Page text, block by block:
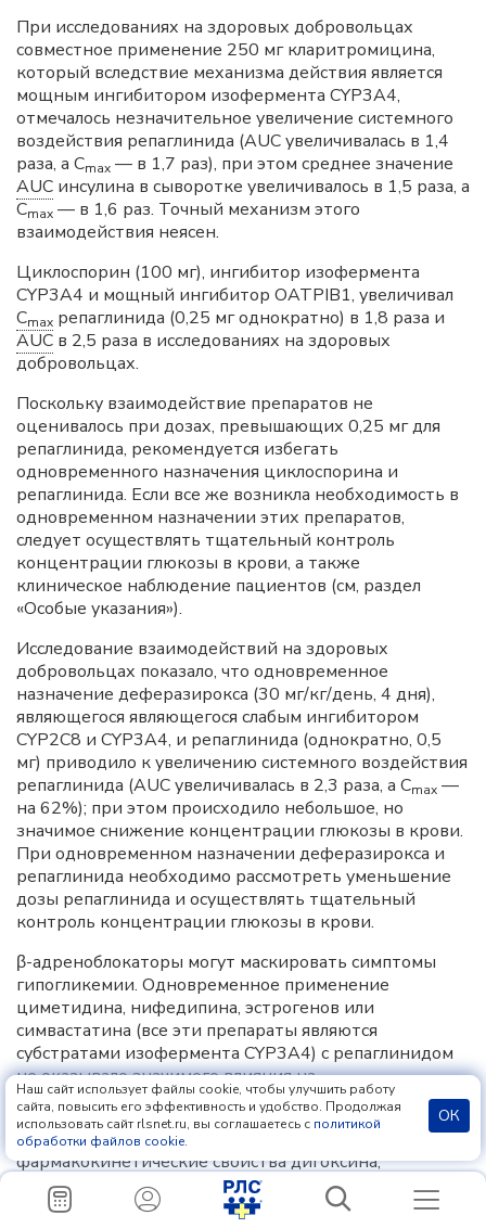
При исследованиях на здоровых добровольцах
совместное применение 250 мг кларитромицина,
который вследствие механизма действия является
мощным ингибитором изофермента CYP3A4,
отмечалось незначительное увеличение системного
воздействия репаглинида (AUC увеличивалась в 1,4
раза, а Cmax — в 1,7 раз), при этом среднее значение
AUC инсулина в сыворотке увеличивалось в 1,5 раза, а
Cmax — в 1,6 раз. Точный механизм этого
взаимодействия неясен.
Циклоспорин (100 мг), ингибитор изофермента
CYP3A4 и мощный ингибитор OATPIB1, увеличивал
Cmax репаглинида (0,25 мг однократно) в 1,8 раза и
AUC в 2,5 раза в исследованиях на здоровых
добровольцах.
Поскольку взаимодействие препаратов не
оценивалось при дозах, превышающих 0,25 мг для
репаглинида, рекомендуется избегать
одновременного назначения циклоспорина и
репаглинида. Если все же возникла необходимость в
одновременном назначении этих препаратов,
следует осуществлять тщательный контроль
концентрации глюкозы в крови, а также
клиническое наблюдение пациентов (см, раздел
«Особые указания»).
Исследование взаимодействий на здоровых
добровольцах показало, что одновременное
назначение деферазирокса (30 мг/кг/день, 4 дня),
являющегося являющегося слабым ингибитором
CYP2C8 и CYP3A4, и репаглинида (однократно, 0,5
мг) приводило к увеличению системного воздействия
репаглинида (AUC увеличивалась в 2,3 раза, а Cmax —
на 62%); при этом происходило небольшое, но
значимое снижение концентрации глюкозы в крови.
При одновременном назначении деферазирокса и
репаглинида необходимо рассмотреть уменьшение
дозы репаглинида и осуществлять тщательный
контроль концентрации глюкозы в крови.
β-адреноблокаторы могут маскировать симптомы
гипогликемии. Одновременное применение
циметидина, нифедипина, эстрогенов или
симвастатина (все эти препараты являются
субстратами изофермента CYP3A4) с репаглинидом
не оказывало значимого влияния на
фармакокинетические параметры репаглинида.
Репаглинид клинически значимо не влияет на
фармакокинетические свойства дигоксина,
теофиллина или варфарина в стабильном состоянии
при применении у здоровых добровольцев. Таким
Наш сайт использует файлы cookie, чтобы улучшить работу
сайта, повысить его эффективность и удобство. Продолжая
использовать сайт rlsnet.ru, вы соглашаетесь с политикой
обработки файлов cookie.
ОК